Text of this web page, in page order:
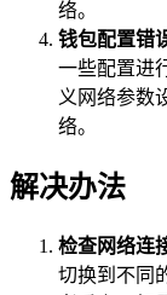
络。
钱包配置错
一些配置进
义网络参数
络。
解决办法
检查网络连
切换到不同